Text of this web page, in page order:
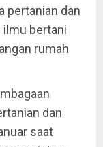
pertanian dan
ilmu bertani
rumah
dan
saat